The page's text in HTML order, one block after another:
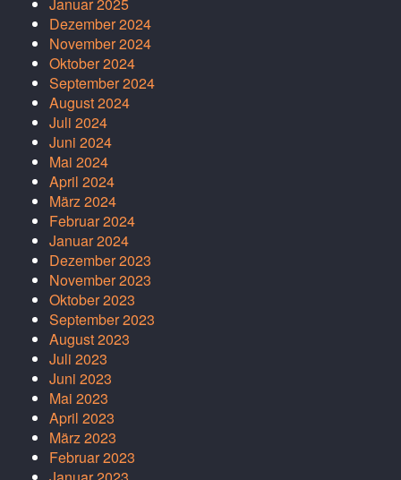
Januar 2025
Dezember 2024
November 2024
Oktober 2024
September 2024
August 2024
Juli 2024
Juni 2024
Mai 2024
April 2024
März 2024
Februar 2024
Januar 2024
Dezember 2023
November 2023
Oktober 2023
September 2023
August 2023
Juli 2023
Juni 2023
Mai 2023
April 2023
März 2023
Februar 2023